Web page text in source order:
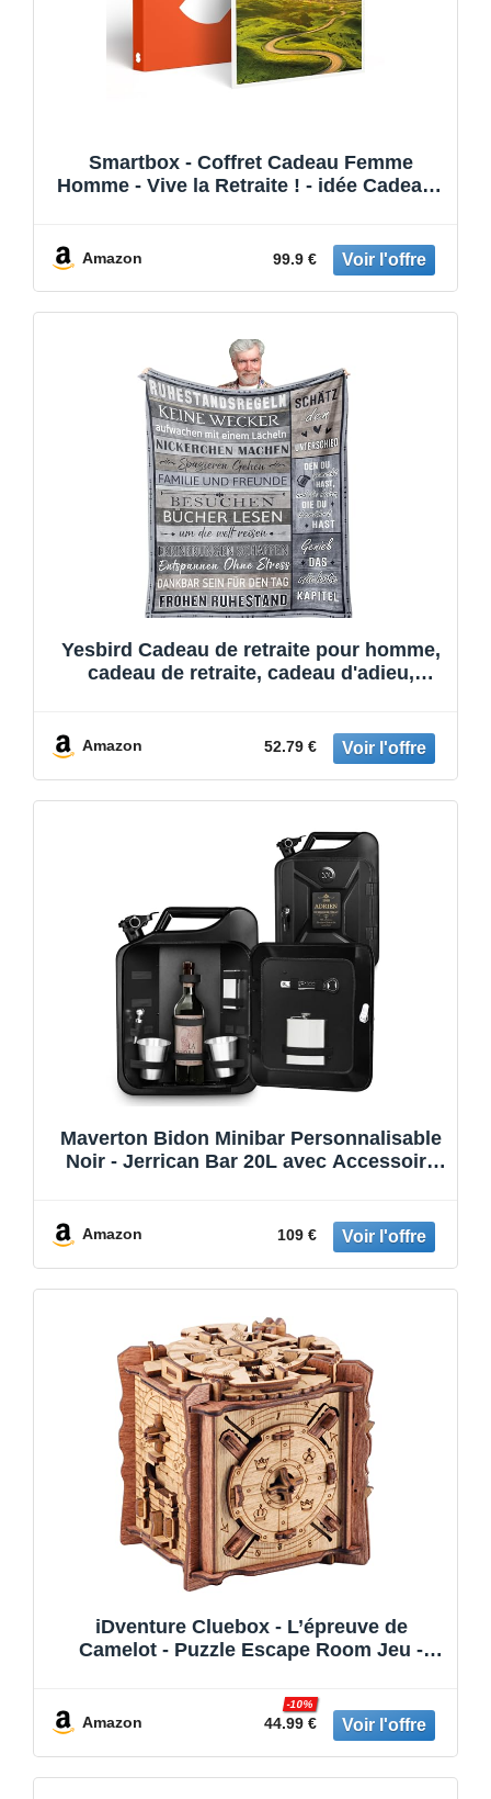
Smartbox - Coffret Cadeau Femme
Homme - Vive la Retraite ! - idée Cadeau -
Amazon 99.9 €
Yesbird Cadeau de retraite pour homme,
cadeau de retraite, cadeau d'adieu,
Amazon 52.79 €
Maverton Bidon Minibar Personnalisable
Noir - Jerrican Bar 20L avec Accessoire
Mini Bar pour Anniversaire
Amazon 109 €
iDventure Cluebox - L’épreuve de
Camelot - Puzzle Escape Room Jeu -
Homme Original - Casse-tête mécanique
en boîte - Puzzle Adulte - Cadeau
Anniversaire Homme
Amazon 44.99 €
-10%